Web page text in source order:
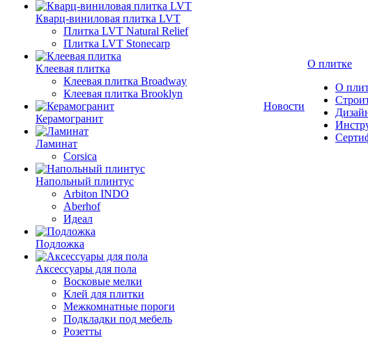
Кварц-виниловая плитка LVT
Плитка LVT Natural Relief
Плитка LVT Stonecarp
Клеевая плитка
Клеевая плитка Broadway
Клеевая плитка Brooklyn
Керамогранит
Ламинат
Corsica
Напольный плинтус
Arbiton INDO
Aberhof
Идеал
Подложка
Аксессуары для пола
Восковые мелки
Клей для плитки
Межкомнатные пороги
Подкладки под мебель
Розетты
Новости
О плитке
О